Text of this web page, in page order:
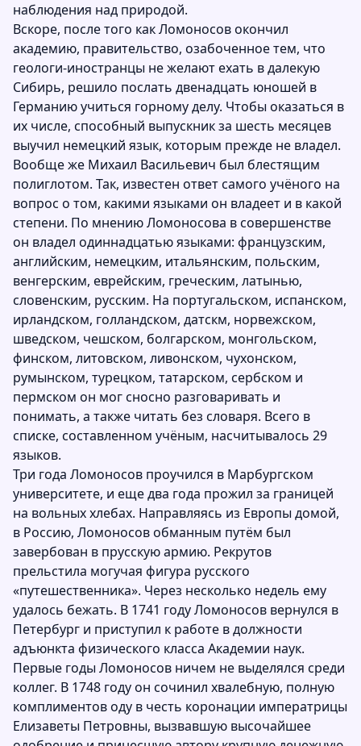
наблюдения над природой.
Вскоре, после того как Ломоносов окончил
академию, правительство, озабоченное тем, что
геологи-иностранцы не желают ехать в далекую
Сибирь, решило послать двенадцать юношей в
Германию учиться горному делу. Чтобы оказаться в
их числе, способный выпускник за шесть месяцев
выучил немецкий язык, которым прежде не владел.
Вообще же Михаил Васильевич был блестящим
полиглотом. Так, известен ответ самого учёного на
вопрос о том, какими языками он владеет и в какой
степени. По мнению Ломоносова в совершенстве
он владел одиннадцатью языками: французским,
английским, немецким, итальянским, польским,
венгерским, еврейским, греческим, латынью,
словенским, русским. На португальском, испанском,
ирландском, голландском, датскм, норвежском,
шведском, чешском, болгарском, монгольском,
финском, литовском, ливонском, чухонском,
румынском, турецком, татарском, сербском и
пермском он мог сносно разговаривать и
понимать, а также читать без словаря. Всего в
списке, составленном учёным, насчитывалось 29
языков.
Три года Ломоносов проучился в Марбургском
университете, и еще два года прожил за границей
на вольных хлебах. Направляясь из Европы домой,
в Россию, Ломоносов обманным путём был
завербован в прусскую армию. Рекрутов
прельстила могучая фигура русского
«путешественника». Через несколько недель ему
удалось бежать. В 1741 году Ломоносов вернулся в
Петербург и приступил к работе в должности
адъюнкта физического класса Академии наук.
Первые годы Ломоносов ничем не выделялся среди
коллег. В 1748 году он сочинил хвалебную, полную
комплиментов оду в честь коронации императрицы
Елизаветы Петровны, вызвавшую высочайшее